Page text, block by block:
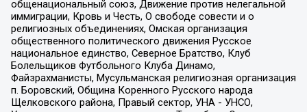
общенациональный союз, Движение против нелегальной
иммиграции, Кровь и Честь, О свободе совести и о
религиозных объединениях, Омская организация
общественного политического движения Русское
национальное единство, Северное Братство, Клуб
Болельщиков Футбольного Клуба Динамо,
Файзрахманисты, Мусульманская религиозная организация
п. Боровский, Община Коренного Русского народа
Щелковского района, Правый сектор, УНА - УНСО,